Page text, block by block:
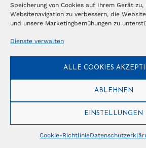
Speicherung von Cookies auf Ihrem Gerät zu,
Websitenavigation zu verbessern, die
und unsere Marketingbemühungen zu
Dienste verwalten
ALLE COOKIES
ABLEHNEN
EINSTELLUNGEN
Cookie-Richtlinie
© Copyright 2026 – Ferientrends //
Tourismus Lifestyle Verlag GmbH //
Datenschutzerklärung//